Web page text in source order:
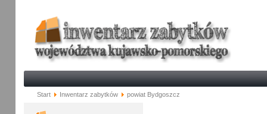
Start Inwentarz zabytków powiat Bydgoszcz